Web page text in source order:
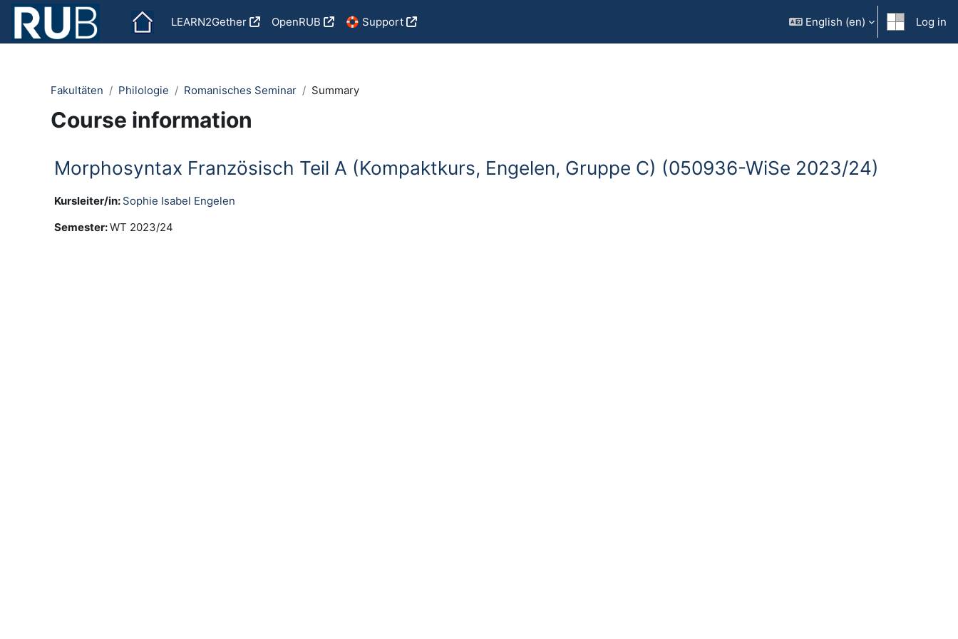
Skip to main content
LEARN2Gether
OpenRUB 🛟 Support English ‎(en)‎ Log in
Fakultäten Philologie Romanisches Seminar Summary
Course information
Morphosyntax Französisch Teil A (Kompaktkurs, Engelen, Gruppe C) (050936-WiSe 2023/24)
Kursleiter/in: Sophie Isabel Engelen
Semester:WT 2023/24